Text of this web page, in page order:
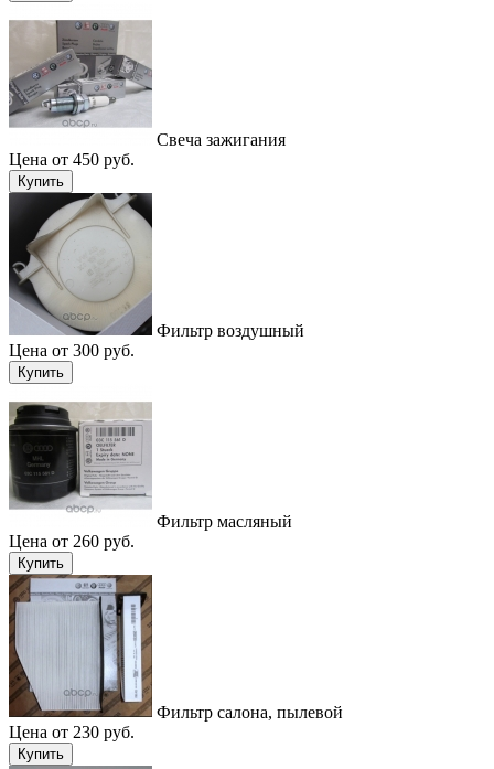
Свеча зажигания
Цена от 450 руб.
Купить
Фильтр воздушный
Цена от 300 руб.
Купить
Фильтр масляный
Цена от 260 руб.
Купить
Фильтр салона, пылевой
Цена от 230 руб.
Купить